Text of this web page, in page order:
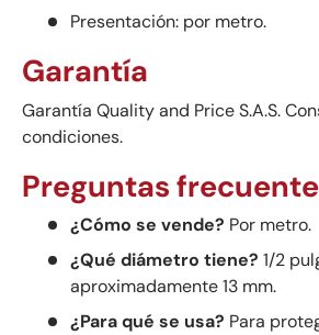
Presentación: por metro.
Garantía
Garantía Quality and Price S.A.S.
condiciones.
Preguntas
¿Cómo se vende? Por metro.
¿Qué diámetro tiene? 1/2
aproximadamente 13 mm.
¿Para qué se usa? Para